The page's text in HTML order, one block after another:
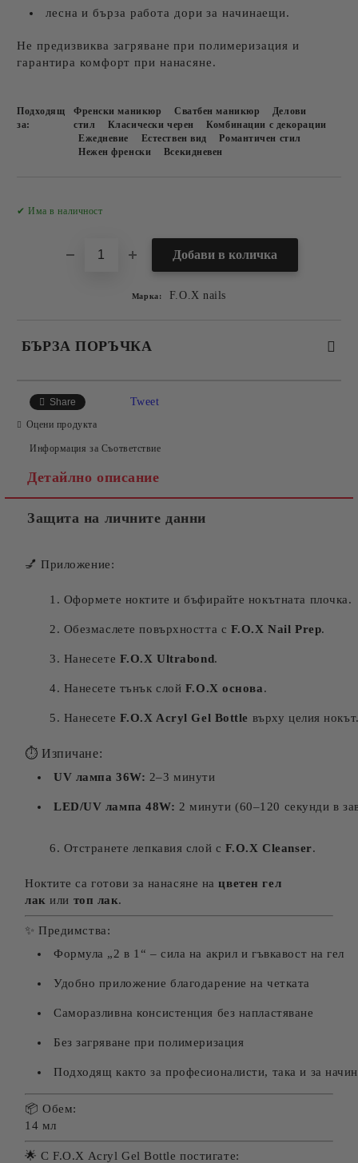
лесна и бърза работа дори за начинаещи.
Не предизвиква загряване при полимеризация и
гарантира комфорт при нанасяне.
Подходящ
за:
Френски маникюр Сватбен маникюр
Делови
стил
Класически черен
Комбинации с декорации
Ежедневие
Естествен вид
Романтичен стил
Нежен френски
Всекидневен
✔ Има в наличност
Марка: F.O.X nails
БЪРЗА ПОРЪЧКА
Съгласен съм с
Ние ще се свържем с вас в рамките на работния ден.
Share Tweet
Оцени продукта
Информация за Съответствие
Детайлно описание
Защита на личните данни
💅 Приложение:
Оформете ноктите и бъфирайте нокътната плочка.
Обезмаслете повърхността с F.O.X Nail Prep.
Нанесете F.O.X Ultrabond.
Нанесете тънък слой F.O.X основа.
Нанесете F.O.X Acryl Gel Bottle върху целия
⏱ Изпичане:
UV лампа 36W: 2–3 минути
LED/UV лампа 48W: 2 минути (60–120 секунди в
Отстранете лепкавия слой с F.O.X Cleanser.
Ноктите са готови за нанасяне нацветен гел
лак или топ лак.
✨ Предимства:
Формула „2 в 1“ – сила на акрил и гъвкавост на гел
Удобно приложение благодарение на четката
Саморазливна консистенция без напластяване
Без загряване при полимеризация
Подходящ както за професионалисти, така и за
📦 Обем:
14 мл
🌟 С F.O.X Acryl Gel Bottle постигате: